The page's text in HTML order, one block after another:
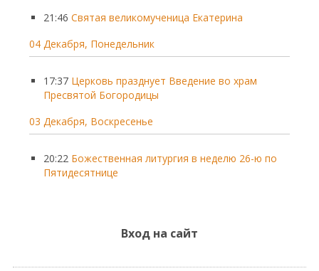
21:46 Святая великомученица Екатерина
04 Декабря, Понедельник
17:37 Церковь празднует Введение во храм
Пресвятой Богородицы
03 Декабря, Воскресенье
20:22 Божественная литургия в неделю 26-ю по
Пятидесятнице
Вход на сайт